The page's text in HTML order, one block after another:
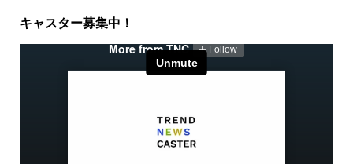
キャスター募集中！